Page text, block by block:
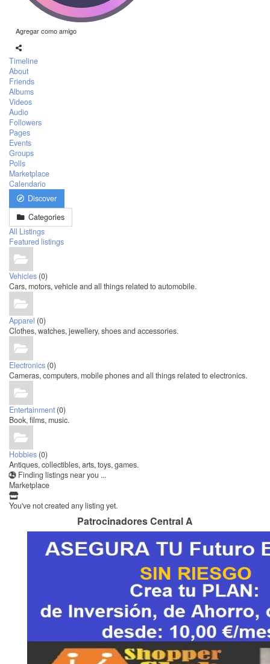
Agregar como amigo
Timeline
About
Friends
Albums
Videos
Audio
Followers
Pages
Events
Groups
Polls
Marketplace
Calendario
Discover
Categories
All Listings
Featured listings
Vehicles (0)
Cars, motors, vehicle and all things related to automobile.
Apparel (0)
Clothes, watches, jewellery, shoes and accessories.
Electronics (0)
Cameras, computers, mobile phones and all things related to electronics.
Entertainment (0)
Book, films, music.
Hobbies (0)
Antiques, collectibles, arts, toys, games.
Finding listings near you ...
Marketplace
You've not created any listing yet.
Patrocinadores Central A